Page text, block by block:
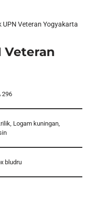
UPN Veteran Yogyakarta
Veteran
296
Logam kuningan,
bludru